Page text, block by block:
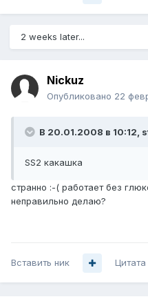
2 weeks later...
Nickuz
Опубликовано 22
В 20.01.2008 в 10:12,
SS2 какашка
странно :-( работает без
неправильно делаю?
Вставить ник Цитата